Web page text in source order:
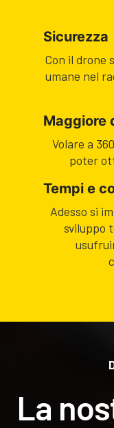
Sicurezza
Con il drone
umane nel
Maggiore
Volare a
poter
Tempi e
Adesso si
sviluppo
La